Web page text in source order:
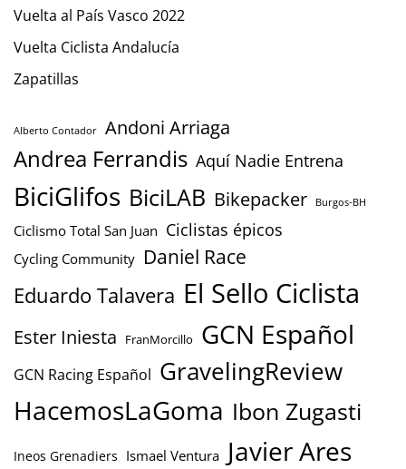
Vuelta al País Vasco 2022
Vuelta Ciclista Andalucía
Zapatillas
Alberto Contador Andoni Arriaga
Andrea Ferrandis Aquí Nadie Entrena
BiciGlifos BiciLAB Bikepacker Burgos-BH
Ciclismo Total San Juan Ciclistas épicos
Cycling Community Daniel Race
Eduardo Talavera El Sello Ciclista
Ester Iniesta FranMorcillo GCN Español
GCN Racing Español GravelingReview
HacemosLaGoma Ibon Zugasti
Ineos Grenadiers Ismael Ventura Javier Ares